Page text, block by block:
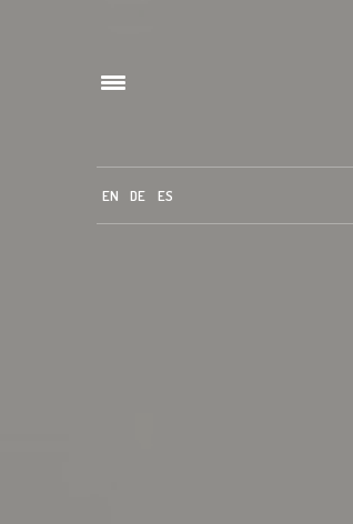
EN DE ES